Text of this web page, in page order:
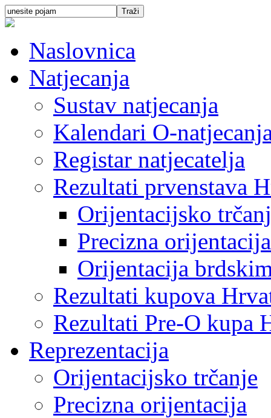
Naslovnica
Natjecanja
Sustav natjecanja
Kalendari O-
Registar natjecatelja
Rezultati prvenstava
Orijentacijsko
Precizna orijentacija
Orijentacija
Rezultati kupova
Rezultati Pre-O kupa
Reprezentacija
Orijentacijsko trčanje
Precizna orijentacija